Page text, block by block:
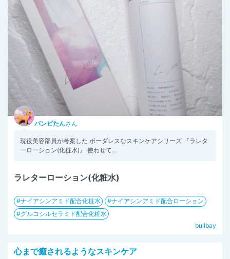
バンビたんさん
現役美容部員が考案した ボーダレスなスキンケアシリーズ 『ラレタ
ーローション(化粧水)』 使わせて...
ラレターローション(化粧水)
ナイアシンアミド配合化粧水
ナイアシンアミド配合ローション
グルコシルセラミド配合化粧水
bullbay
心まで癒されるようなスキンケア